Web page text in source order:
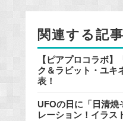
k
関連する記事
【ピアプロコラボ】
ク＆ラビット・ユキ
表！
UFOの日に「日清焼
レーション！イラス